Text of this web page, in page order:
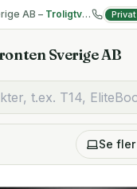
AB – Troligtvis billigast på begagnad IT! Privat
Sverige AB
Se fler